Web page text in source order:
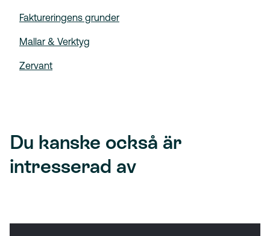
Faktureringens grunder
Mallar & Verktyg
Zervant
Du kanske också är
intresserad av